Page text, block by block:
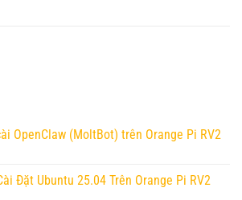
OpenClaw (MoltBot) trên Orange Pi RV2
Đặt Ubuntu 25.04 Trên Orange Pi RV2